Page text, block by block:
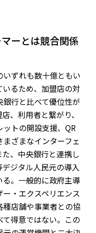
ーとは競合関係
ずれも数十億ともい
るため、加盟店の対
行と比べて優位性が
、利用者と繋がり、
トの開設支援、QR
ざまなインターフェ
、中央銀行と連携し
ジタル人民元の導入
。一般的に政府主導
・エクスペリエンス
店舗や事業者との協
得意ではない。この